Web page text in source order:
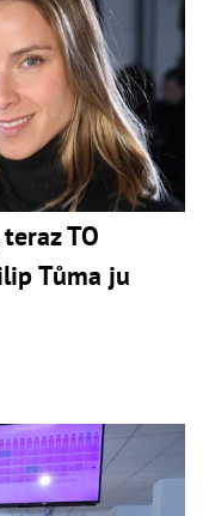
TO
Tůma ju